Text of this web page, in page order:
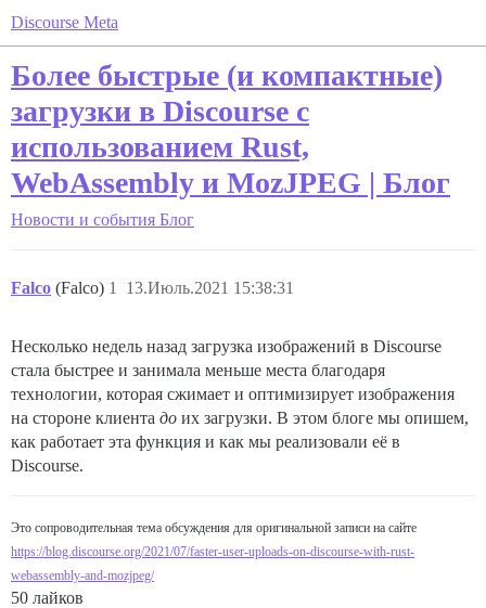
Discourse Meta
Более быстрые (и компактные)
загрузки в Discourse с
использованием Rust,
WebAssembly и MozJPEG | Блог
Новости и события Блог
Falco (Falco) 13.Июль.2021 15:38:31
1
Несколько недель назад загрузка изображений в Discourse
стала быстрее и занимала меньше места благодаря
технологии, которая сжимает и оптимизирует изображения
на стороне клиента до их загрузки. В этом блоге мы опишем,
как работает эта функция и как мы реализовали её в
Discourse.
Это сопроводительная тема обсуждения для оригинальной записи на сайте
https://blog.discourse.org/2021/07/faster-user-uploads-on-discourse-with-rust-
webassembly-and-mozjpeg/
50 лайков